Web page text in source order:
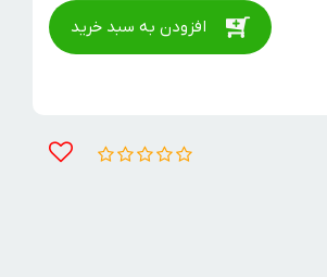
افزودن به سبد خرید